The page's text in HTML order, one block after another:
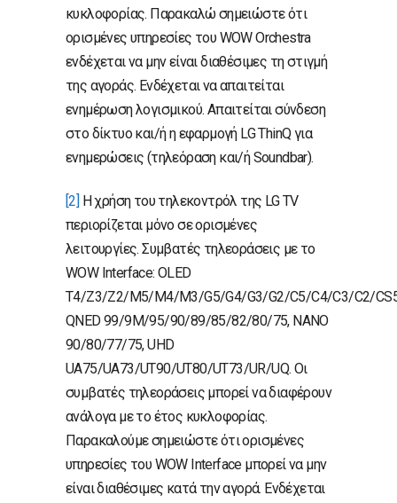
κυκλοφορίας. Παρακαλώ σημειώστε ότι
ορισμένες υπηρεσίες του WOW Orchestra
ενδέχεται να μην είναι διαθέσιμες τη στιγμή
της αγοράς. Ενδέχεται να απαιτείται
ενημέρωση λογισμικού. Απαιτείται σύνδεση
στο δίκτυο και/ή η εφαρμογή LG ThinQ για
ενημερώσεις (τηλεόραση και/ή Soundbar).
[2] Η χρήση του τηλεκοντρόλ της LG TV
περιορίζεται μόνο σε ορισμένες
λειτουργίες. Συμβατές τηλεοράσεις με το
WOW Interface: OLED
T4/Z3/Z2/M5/M4/M3/G5/G4/G3/G2/C5/C4/C3/C2/
QNED 99/9M/95/90/89/85/82/80/75, NANO
90/80/77/75, UHD
UA75/UA73/UT90/UT80/UT73/UR/UQ. Οι
συμβατές τηλεοράσεις μπορεί να διαφέρουν
ανάλογα με το έτος κυκλοφορίας.
Παρακαλούμε σημειώστε ότι ορισμένες
υπηρεσίες του WOW Interface μπορεί να μην
είναι διαθέσιμες κατά την αγορά. Ενδέχεται